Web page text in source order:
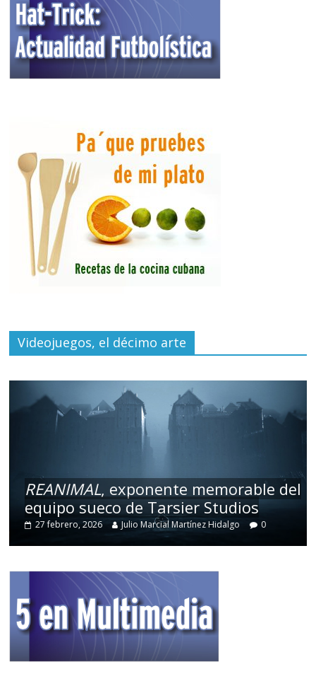
Videojuegos, el décimo arte
REANIMAL, exponente memorable del
equipo sueco de Tarsier Studios
27 febrero, 2026 Julio Marcial Martínez Hidalgo 0